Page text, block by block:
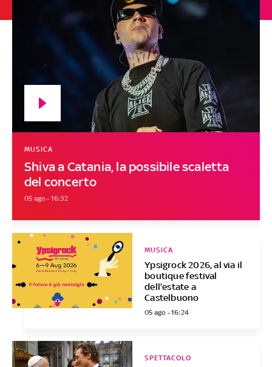
Shiva a Catania, la possibile scaletta
del concerto
MUSICA
05 ago - 16:32
Ypsigrock 2026, al via il
boutique festival
dell’estate a
Castelbuono
MUSICA
05 ago - 16:24
SPETTACOLO